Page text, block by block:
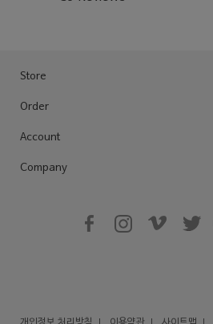
Store
Order
Account
Company